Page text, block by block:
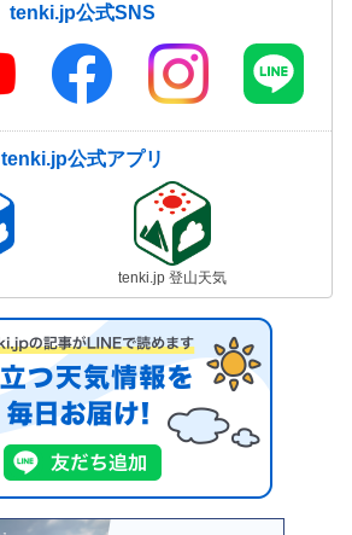
tenki.jp公式SNS
tenki.jp公式アプリ
tenki.jp 登山天気